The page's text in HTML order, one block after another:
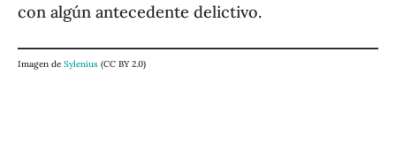
con algún antecedente delictivo.
Imagen deSylenius (CC BY 2.0)